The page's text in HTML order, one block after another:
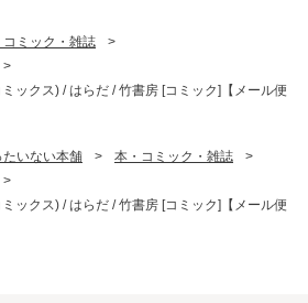
コミック・雑誌
>
>
ックス) / はらだ / 竹書房 [コミック]【メール便
たいない本舗 > 本・コミック・雑誌
>
>
ックス) / はらだ / 竹書房 [コミック]【メール便